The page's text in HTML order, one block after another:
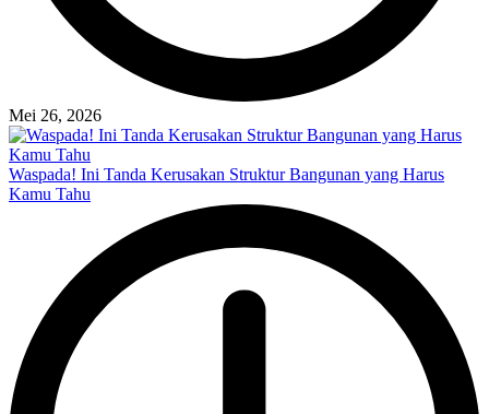
Mei 26, 2026
Waspada! Ini Tanda Kerusakan Struktur Bangunan yang Harus
Kamu Tahu